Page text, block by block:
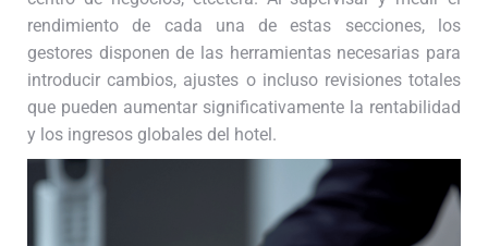
rendimiento de cada una de estas secciones, los
gestores disponen de las herramientas necesarias para
introducir cambios, ajustes o incluso revisiones totales
que pueden aumentar significativamente la rentabilidad
y los ingresos globales del hotel.